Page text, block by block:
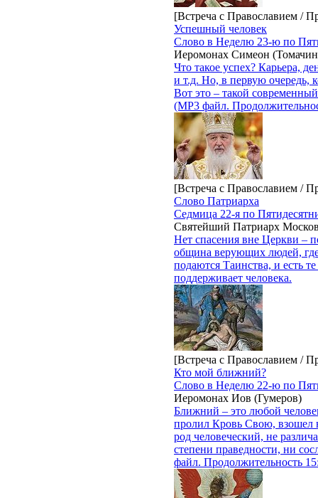
[Встреча с Православием /
Успешный человек
Слово в Неделю 23-ю по
Иеромонах Симеон
Что такое успех? Карьера,
и т.д. Но, в первую очередь,
Вот это – такой
(MP3 файл.
[Встреча с Православием /
Слово Патриарха
Седмица 22-я по
Святейший Патриарх
Нет спасения вне Церкви –
община верующих людей,
подаются Таинства, и есть
поддерживает человека.
[Встреча с Православием /
Кто мой ближний?
Слово в Неделю 22-ю по
Иеромонах Иов (Гумеров)
Ближний – это любой
пролил Кровь Свою, взошел
род человеческий, не
степени праведности, ни
файл. Продолжительность